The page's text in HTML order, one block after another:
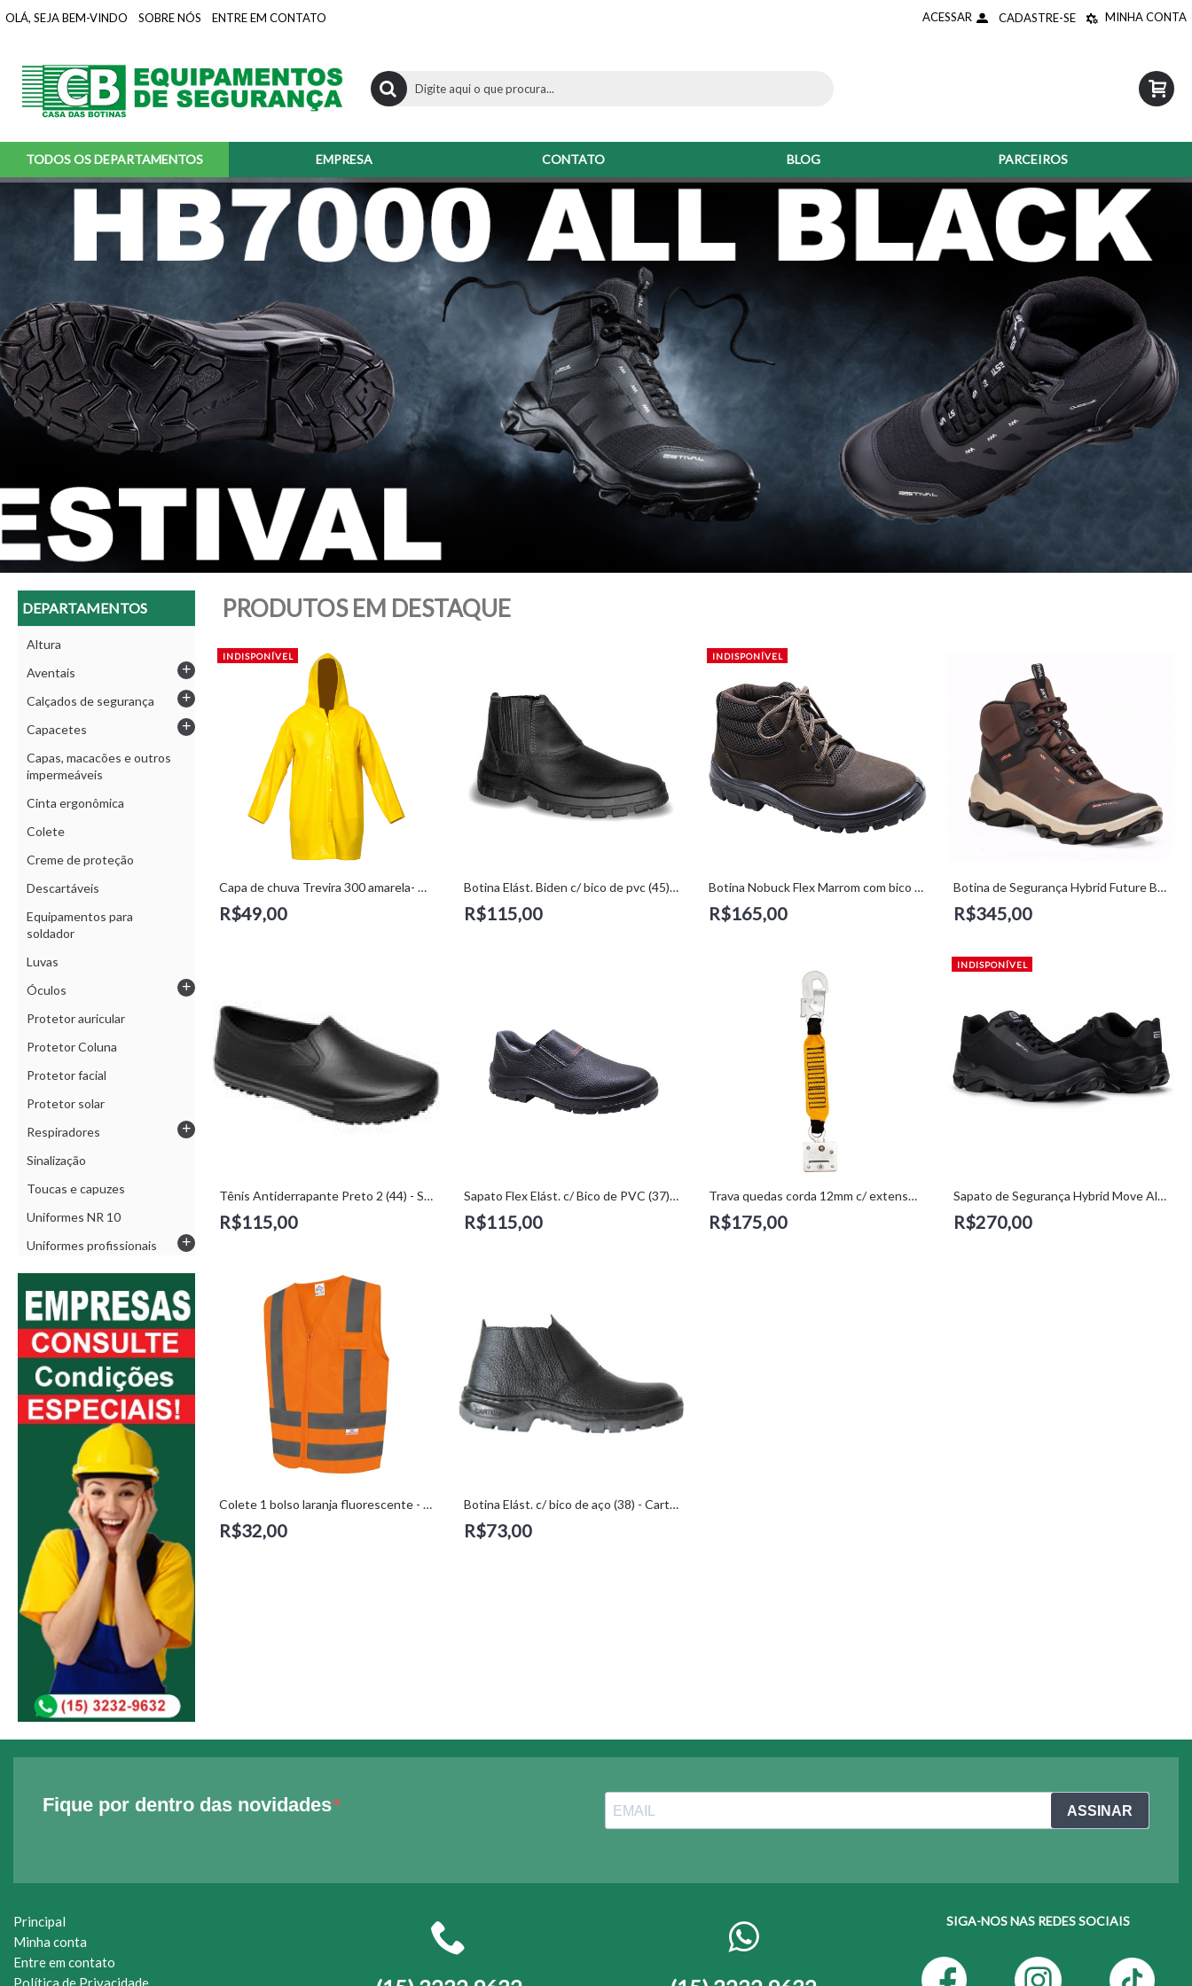
OLÁ, SEJA BEM-VINDO SOBRE NÓS ENTRE EM CONTATO ACESSAR CADASTRE-SE MINHA CONTA
TODOS OS DEPARTAMENTOS EMPRESA CONTATO BLOG PARCEIROS
DEPARTAMENTOS
Altura
Aventais
+
Calçados de segurança +
Capacetes +
Capas, macacões e outros
impermeáveis
Cinta ergonômica
Colete
Creme de proteção
Descartáveis
Equipamentos para
soldador
Luvas
Óculos
+
Protetor auricular
Protetor Coluna
Protetor facial
Protetor solar
Respiradores
+
Sinalização
Toucas e capuzes
Uniformes NR 10
Uniformes profissionais
+
PRODUTOS EM DESTAQUE
INDISPONÍVEL
Capa de chuva Trevira 300 amarela- Maicol (XXG)
R$49,00
Botina Elást. Biden c/ bico de pvc (45) – Bracol
R$115,00
INDISPONÍVEL
Botina Nobuck Flex Marrom com bico de pvc (42) - Kadesh
R$165,00
Botina de Segurança Hybrid Future Brown (42) - Estival
R$345,00
Tênis Antiderrapante Preto 2 (44) - Soft Works
R$115,00
Sapato Flex Elást. c/ Bico de PVC (37) - kadesh
R$115,00
Trava quedas corda 12mm c/ extensor - CSEG
R$175,00
INDISPONÍVEL
Sapato de Segurança Hybrid Move All Black (41) - Estival
R$270,00
Colete 1 bolso laranja fluorescente - Kalipso (M)
R$32,00
Botina Elást. c/ bico de aço (38) - Cartom
R$73,00
Fique por dentro das novidades ASSINAR
Principal
Minha conta
Entre em contato
Política de Privacidade
SIGA-NOS NAS REDES SOCIAIS